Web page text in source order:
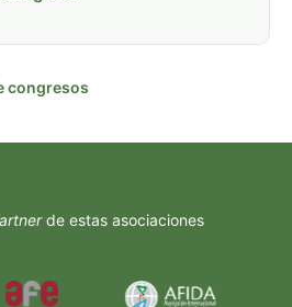
congresos
de estas asociaciones